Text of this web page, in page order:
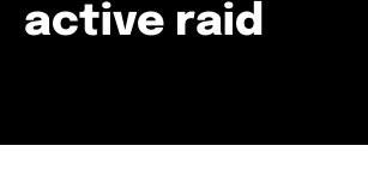
active raid